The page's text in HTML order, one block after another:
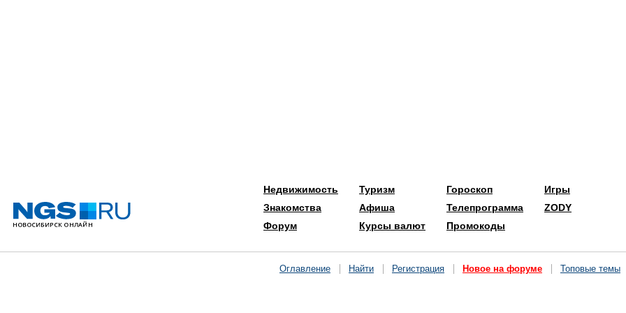
Недвижимость
Знакомства
Форум
Туризм
Афиша
Курсы валют
Гороскоп
Телепрограмма
Промокоды
Игры
ZODY
Оглавление Найти Регистрация Новое на форуме Топовые темы